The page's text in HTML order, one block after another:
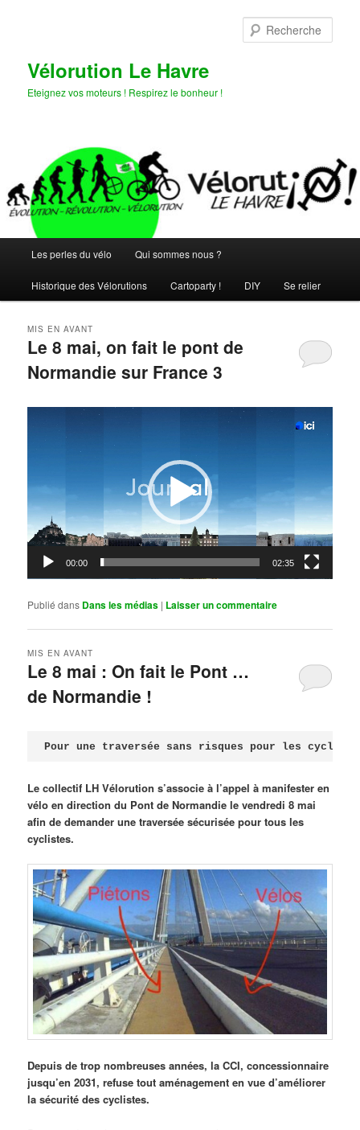
Vélorution Le Havre
Eteignez vos moteurs ! Respirez le bonheur !
principal
Les perles du vélo Qui sommes nous ?
Historique des Vélorutions Cartoparty ! DIY Se relier
Le 8 mai, on fait le pont de
Normandie sur France 3
MIS EN AVANT
00:00 02:35
Publié dans Dans les médias | Laisser un commentaire
Le 8 mai : On fait le Pont …
de Normandie !
MIS EN AVANT
Pour une traversée sans risques pour les
Le collectif LH Vélorution s’associe à l’appel à manifester en
vélo en direction du Pont de Normandie le vendredi 8 mai
afin de demander une traversée sécurisée pour tous les
cyclistes.
Depuis de trop nombreuses années, la CCI, concessionnaire
jusqu’en 2031, refuse tout aménagement en vue d’améliorer
la sécurité des cyclistes.